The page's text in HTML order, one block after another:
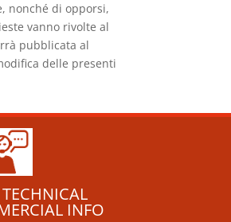
nonché di opporsi,
vanno rivolte al
pubblicata al
delle presenti
INFO